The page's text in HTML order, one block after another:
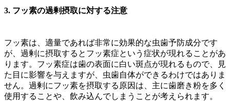
3. フッ素の過剰摂取に対する注意
フッ素は、適量であれば非常に効果的な虫歯予防成分です
が、過剰に摂取するとフッ素症という症状が現れることがあ
ります。フッ素症は歯の表面に白い斑点が現れるもので、見
た目に影響を与えますが、虫歯自体ができるわけではありま
せん。過剰にフッ素を摂取する原因は、主に歯磨き粉を多く
使用することや、飲み込んでしまうことが考えられます。